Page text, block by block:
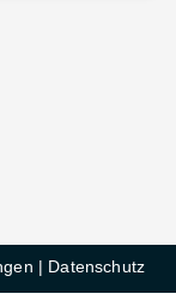
| Datenschutz